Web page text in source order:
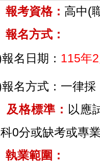
報考資格： 高中(
報名方式：
名日期： 115年
名方式：一律
及格標準： 以應
0分或缺考或專
執業範圍：